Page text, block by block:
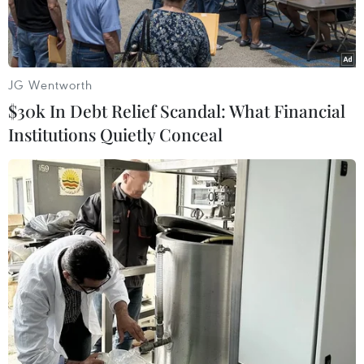
dịch.
(Nguồn: Reuters)
Công ty Cung cấp Không gian Văn phòng
WeWork đã nộp đơn xin bảo hộ phá sản tại Mỹ,
do số nợ và lỗ lớn, khi nhu cầu giảm.
WeWork từng là công ty khởi nghiệp có giá trị
JG Wentworth
$30k In Debt Relief Scandal: What Financial
Institutions Quietly Conceal